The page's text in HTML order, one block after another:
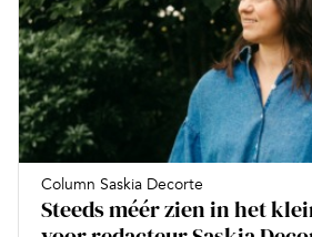
Column Saskia Decorte
Steeds méér zien in het